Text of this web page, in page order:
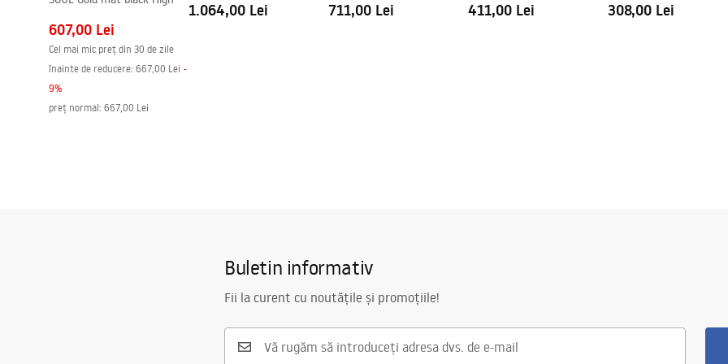
607,00 Lei
Cel mai mic preț din 30 de zile
înainte de reducere: 667,00 Lei -
9%
preț normal: 667,00 Lei
1.064,00 Lei 711,00 Lei 411,00 Lei 308,00 Lei
Buletin informativ
Fii la curent cu noutățile și promoțiile!